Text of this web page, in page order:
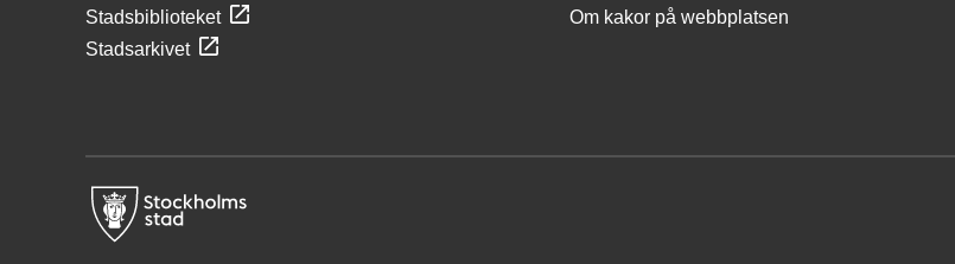
Stadsbiblioteket
Stadsarkivet
Om kakor på webbplatsen